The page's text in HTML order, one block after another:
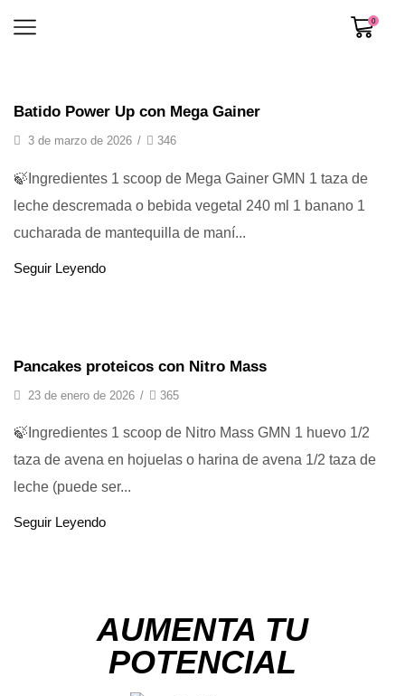
0
Batido Power Up con Mega Gainer
3 de marzo de 2026 / 346
🍃Ingredientes 1 scoop de Mega Gainer GMN 1 taza de
leche descremada o bebida vegetal 240 ml 1 banano 1
cucharada de mantequilla de maní...
Seguir Leyendo
Pancakes proteicos con Nitro Mass
23 de enero de 2026 / 365
🍃Ingredientes 1 scoop de Nitro Mass GMN 1 huevo 1/2
taza de avena en hojuelas o harina de avena 1/2 taza de
leche (puede ser...
Seguir Leyendo
AUMENTA TU
POTENCIAL